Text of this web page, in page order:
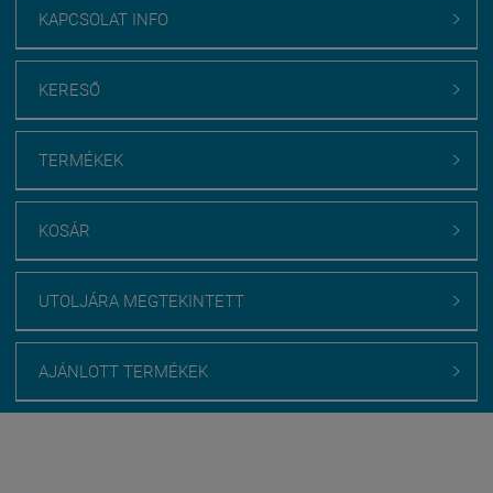
KAPCSOLAT INFO 
KERESŐ 
TERMÉKEK 
KOSÁR 
UTOLJÁRA MEGTEKINTETT 
AJÁNLOTT TERMÉKEK 